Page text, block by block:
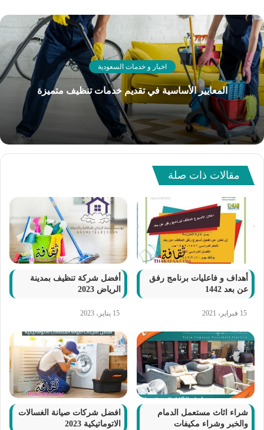
اخبار و خدمات السعودية
المعايير الأساسية في تقديم خدمات تنظيف متميزة
مقالات ذات صلة
أهداف و فاعليات برنامج رفق
عن بعد 1442
15 فبراير، 2021
أفضل شركة تنظيف بمدينة
الرياض 2023
15 يناير، 2023
شراء اثاث مستعمل الدمام
والخبر وشراء مكيفات
افضل شركات صيانة الغسالات
الاتوماتيكية 2023